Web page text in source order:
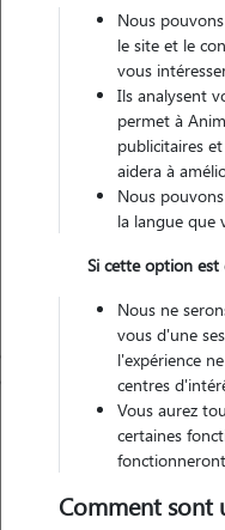
Véhiculé
L'envoi d'une
Nous
le site et le
vous
Ils analysent
permet à
publicitaires
aidera à
Nous
la langue que
Si cette option est
Nous ne
vous d'une
l'expérience
centres
Vous aurez
certaines
Comment sont